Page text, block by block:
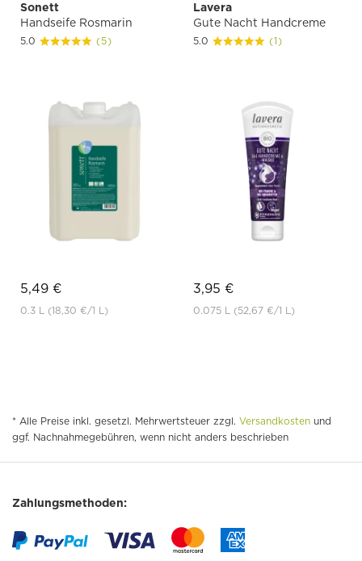
Sonett
Handseife Rosmarin
5.0 (5)
5,49 €
0.3 L (18,30 €/1 L)
Lavera
Gute Nacht Handcreme
5.0 (1)
3,95 €
0.075 L (52,67 €/1 L)
* Alle Preise inkl. gesetzl. Mehrwertsteuer zzgl. Versandkosten und
ggf. Nachnahmegebühren, wenn nicht anders beschrieben
Zahlungsmethoden: